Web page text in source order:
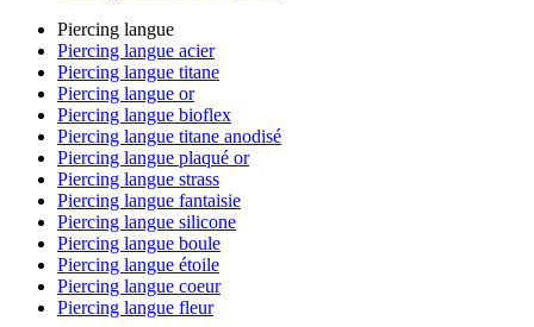
Piercing langue
Piercing langue acier
Piercing langue titane
Piercing langue or
Piercing langue bioflex
Piercing langue titane anodisé
Piercing langue plaqué or
Piercing langue strass
Piercing langue fantaisie
Piercing langue silicone
Piercing langue boule
Piercing langue étoile
Piercing langue coeur
Piercing langue fleur